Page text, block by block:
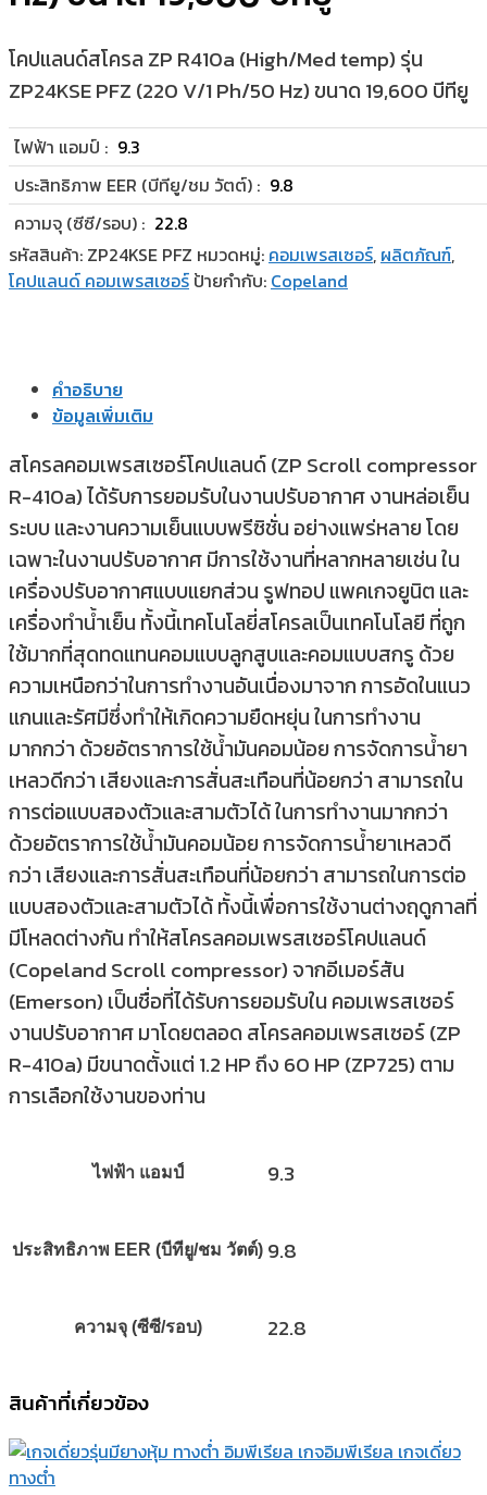
โคปแลนด์สโครล ZP R410a (High/Med temp) รุ่น
ZP24KSE PFZ (220 V/1 Ph/50 Hz) ขนาด 19,600 บีทียู
ไฟฟ้า แอมป์ : 9.3
ประสิทธิภาพ EER (บีทียู/ชม วัตต์) : 9.8
ความจุ (ซีซี/รอบ) : 22.8
รหัสสินค้า: ZP24KSE PFZ หมวดหมู่: คอมเพรสเซอร์, ผลิตภัณฑ์,
โคปแลนด์ คอมเพรสเซอร์ ป้ายกำกับ: Copeland
คำอธิบาย
ข้อมูลเพิ่มเติม
สโครลคอมเพรสเซอร์โคปแลนด์ (ZP Scroll compressor
R-410a) ได้รับการยอมรับในงานปรับอากาศ งานหล่อเย็น
ระบบ และงานความเย็นแบบพรีซิชั่น อย่างแพร่หลาย โดย
เฉพาะในงานปรับอากาศ มีการใช้งานที่หลากหลายเช่น ใน
เครื่องปรับอากาศแบบแยกส่วน รูฟทอป แพคเกจยูนิต และ
เครื่องทำน้ำเย็น ทั้งนี้เทคโนโลยี่สโครลเป็นเทคโนโลยี ที่ถูก
ใช้มากที่สุดทดแทนคอมแบบลูกสูบและคอมแบบสกรู ด้วย
ความเหนือกว่าในการทำงานอันเนื่องมาจาก การอัดในแนว
แกนและรัศมีซึ่งทำให้เกิดความยืดหยุ่น ในการทำงาน
มากกว่า ด้วยอัตราการใช้น้ำมันคอมน้อย การจัดการน้ำยา
เหลวดีกว่า เสียงและการสั่นสะเทือนที่น้อยกว่า สามารถใน
การต่อแบบสองตัวและสามตัวได้ ในการทำงานมากกว่า
ด้วยอัตราการใช้น้ำมันคอมน้อย การจัดการน้ำยาเหลวดี
กว่า เสียงและการสั่นสะเทือนที่น้อยกว่า สามารถในการต่อ
แบบสองตัวและสามตัวได้ ทั้งนี้เพื่อการใช้งานต่างฤดูกาลที่
มีโหลดต่างกัน ทำให้สโครลคอมเพรสเซอร์โคปแลนด์
(Copeland Scroll compressor) จากอีเมอร์สัน
(Emerson) เป็นชื่อที่ได้รับการยอมรับใน คอมเพรสเซอร์
งานปรับอากาศ มาโดยตลอด สโครลคอมเพรสเซอร์ (ZP
R-410a) มีขนาดตั้งแต่ 1.2 HP ถึง 60 HP (ZP725) ตาม
การเลือกใช้งานของท่าน
ไฟฟ้า แอมป์ 9.3
ประสิทธิภาพ EER (บีทียู/ชม วัตต์) 9.8
ความจุ (ซีซี/รอบ) 22.8
สินค้าที่เกี่ยวข้อง